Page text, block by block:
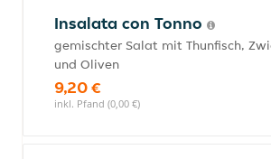
Insalata con Tonno
gemischter Salat mit Thunfisch,
und Oliven
9,20 €
inkl. Pfand (0,00 €)